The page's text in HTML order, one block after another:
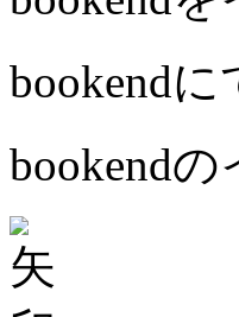
bookend
bookend